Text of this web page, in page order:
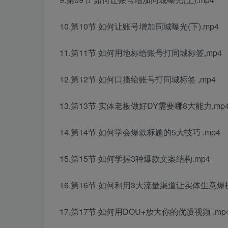
10.第10节 如何让账号增加同城曝光(下).mp4
11.第11节 如何用地标给账号打同城标签,mp4
12.第12节 如何口播给账号打同城标签 ,mp4
13.第13节 实体老板做好DY需要哪8大能力
14.第14节 如何学会爆款标题的5大技巧 .mp4
15.第15节 如何学握3种爆款文案结构.mp4
16.第16节 如何利用3大流量渠道让实体生意爆
17.第17节 如何用DOU+放大你的优质视频